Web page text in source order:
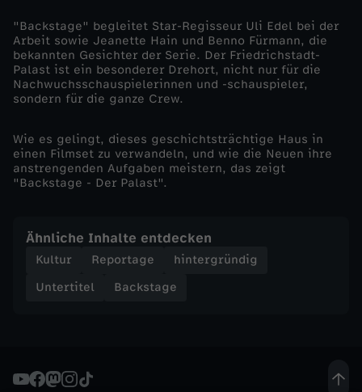
h
a
r
t
e
e
g
n
"Backstage" begleitet Star-Regisseur Uli Edel bei der
Arbeit sowie Jeanette Hain und Benno Fürmann, die
bekannten Gesichter der Serie. Der Friedrichstadt-
Palast ist ein besonderer Drehort, nicht nur für die
Nachwuchsschauspielerinnen und -schauspieler,
sondern für die ganze Crew.
Wie es gelingt, dieses geschichtsträchtige Haus in
einen Filmset zu verwandeln, und wie die Neuen ihre
anstrengenden Aufgaben meistern, das zeigt
"Backstage - Der Palast".
Ähnliche Inhalte entdecken
Kultur Reportage
hintergründig
Untertitel
Backstage